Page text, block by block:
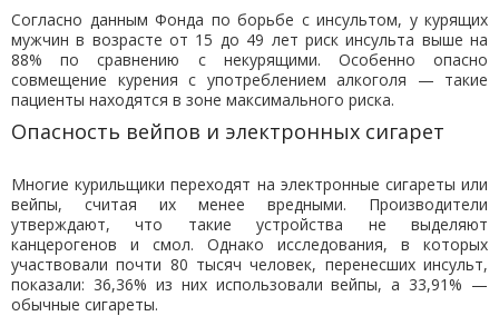
Согласно данным Фонда по борьбе с инсультом, у курящих
мужчин в возрасте от 15 до 49 лет риск инсульта выше на
88% по сравнению с некурящими. Особенно опасно
совмещение курения с употреблением алкоголя — такие
пациенты находятся в зоне максимального риска.
Опасность вейпов и электронных сигарет
Многие курильщики переходят на электронные сигареты или
вейпы, считая их менее вредными. Производители
утверждают, что такие устройства не выделяют
канцерогенов и смол. Однако исследования, в которых
участвовали почти 80 тысяч человек, перенесших инсульт,
показали: 36,36% из них использовали вейпы, а 33,91% —
обычные сигареты.